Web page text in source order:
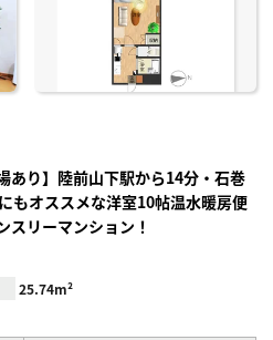
あり】陸前山下駅から14分・石巻
オススメな洋室10帖温水暖房便
スリーマンション！
25.74m²